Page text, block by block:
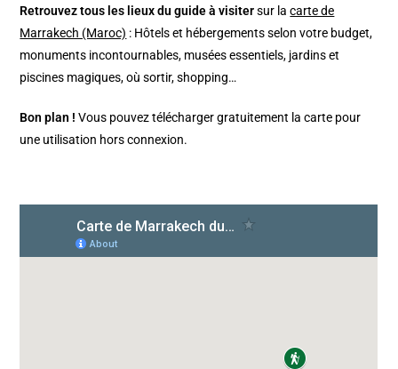
Retrouvez tous les lieux du guide à visitersur lacarte de
Marrakech (Maroc) : Hôtels et hébergements selon votre budget,
monuments incontournables, musées essentiels, jardins et
piscines magiques, où sortir, shopping…
Bon plan ! Vous pouvez télécharger gratuitement la carte pour
une utilisation hors connexion.